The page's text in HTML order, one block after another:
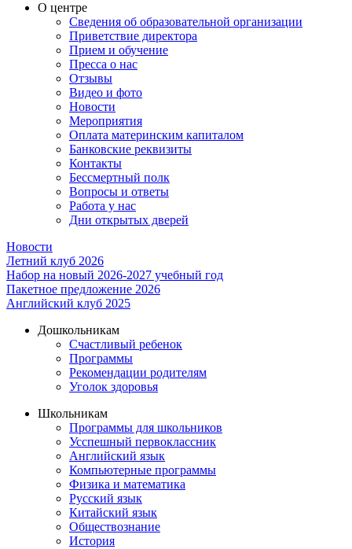
О центре
Сведения об образовательной организации
Приветствие директора
Прием и обучение
Пресса о нас
Отзывы
Видео и фото
Новости
Мероприятия
Оплата материнским капиталом
Банковские реквизиты
Контакты
Бессмертный полк
Вопросы и ответы
Работа у нас
Дни открытых дверей
Новости
Летний клуб 2026
Набор на новый 2026-2027 учебный год
Пакетное предложение 2026
Английский клуб 2025
Дошкольникам
Счастливый ребенок
Программы
Рекомендации родителям
Уголок здоровья
Школьникам
Программы для школьников
Усспешный первоклассник
Английский язык
Компьютерные программы
Физика и математика
Русский язык
Китайский язык
Обществознание
История